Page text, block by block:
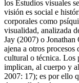
los Estudios visuales
visión es social e
corporales como
visualidad, analizada
Jay (2007) o Jonathan
ajena a otros
cultural o técnica. Los
implican, al cuerpo y
2007: 17); es por ello